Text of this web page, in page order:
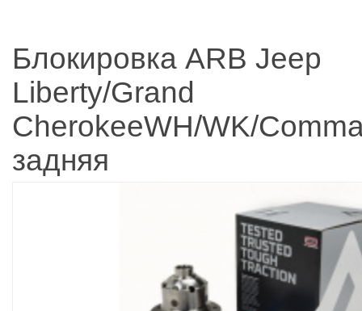
Блокировка ARB Jeep
Liberty/Grand
CherokeeWH/WK/
задняя